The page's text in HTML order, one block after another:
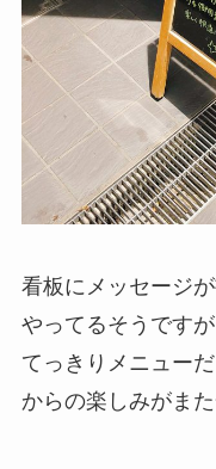
看板にメッセージ
やってるそうです
てっきりメニュー
からの楽しみがま